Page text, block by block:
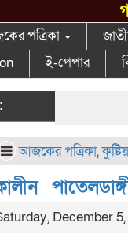
পত্রিকা
ই-পেপার
আজকের পত্রিকা,
December